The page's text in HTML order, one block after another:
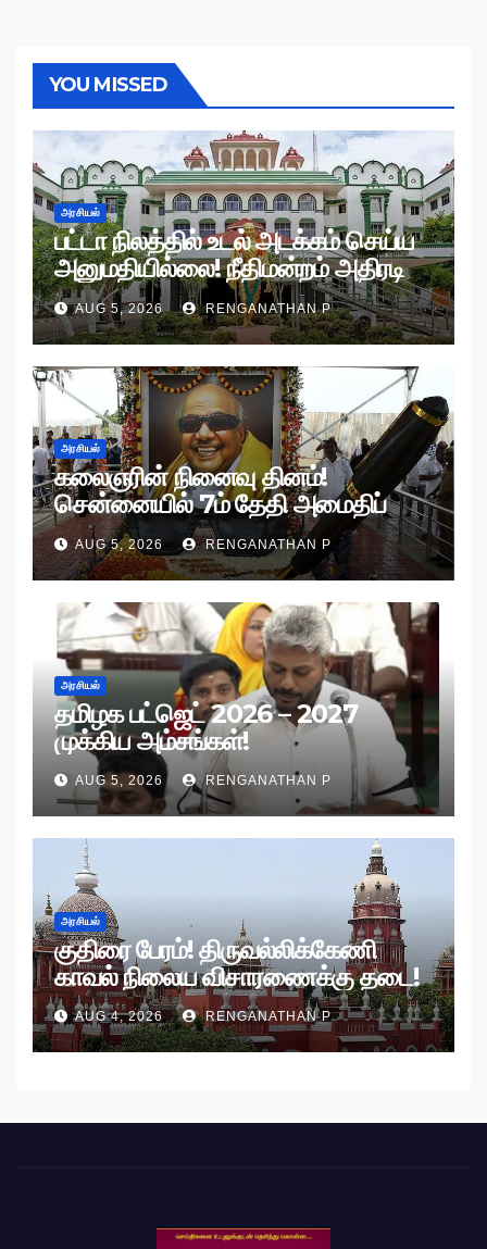
YOU MISSED
அரசியல்
பட்டா நிலத்தில் உடல் அடக்கம் செய்ய
அனுமதியில்லை! நீதிமன்றம் அதிரடி
உத்தரவு!
AUG 5, 2026 RENGANATHAN P
அரசியல்
கலைஞரின் நினைவு தினம்!
சென்னையில் 7ம் தேதி அமைதிப்
பேரணி!
AUG 5, 2026 RENGANATHAN P
அரசியல்
தமிழக பட்ஜெட் 2026 – 2027
முக்கிய அம்சங்கள்!
AUG 5, 2026 RENGANATHAN P
அரசியல்
குதிரை பேரம்! திருவல்லிக்கேணி
காவல் நிலைய விசாரணைக்கு தடை!
AUG 4, 2026 RENGANATHAN P